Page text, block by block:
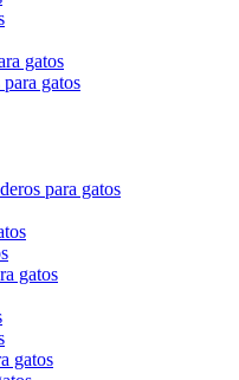
gatos
gatos
para gatos
gatos
gatos